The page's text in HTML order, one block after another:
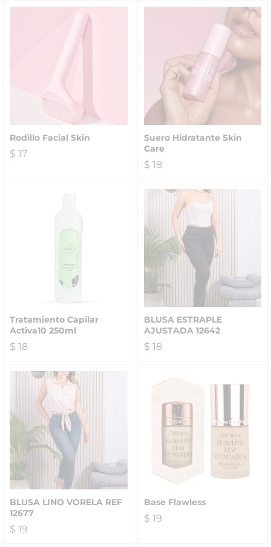
Rodillo Facial Skin
$ 17
Suero Hidratante Skin
Care
$ 18
Tratamiento Capilar
Activa10 250ml
$ 18
BLUSA ESTRAPLE
AJUSTADA 12642
$ 18
BLUSA LINO VORELA REF
12677
$ 19
Base Flawless
$ 19